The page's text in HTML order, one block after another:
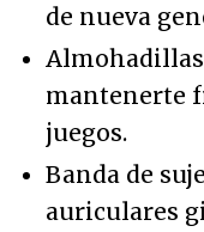
de nueva
mantenerte
juegos.
Banda de
auriculares